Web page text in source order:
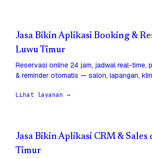
Jasa Bikin Aplikasi Booking &
Luwu Timur
Reservasi online 24 jam, jadwal real-time,
& reminder otomatis — salon, lapangan,
Lihat layanan →
Jasa Bikin Aplikasi CRM & Sales
Timur